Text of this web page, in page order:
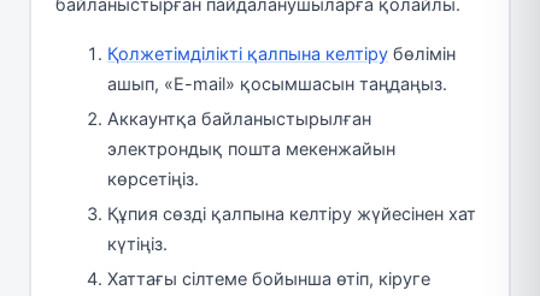
байланыстырған пайдаланушыларға қолайлы.
Қолжетімділікті қалпына келтіру бөлімін
ашып, «E-mail» қосымшасын таңдаңыз.
Аккаунтқа байланыстырылған
электрондық пошта мекенжайын
көрсетіңіз.
Құпия сөзді қалпына келтіру жүйесінен хат
күтіңіз.
Хаттағы сілтеме бойынша өтіп, кіруге